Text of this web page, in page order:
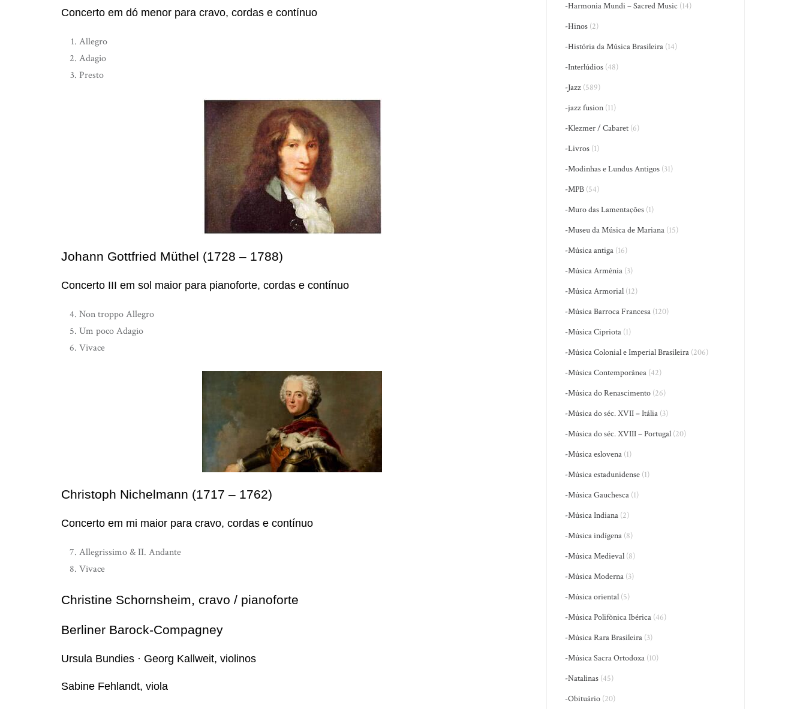
Concerto em dó menor para cravo, cordas e contínuo
Allegro
Adagio
Presto
Johann Gottfried Müthel (1728 – 1788)
Concerto III em sol maior para pianoforte, cordas e contínuo
Non troppo Allegro
Um poco Adagio
Vivace
Christoph Nichelmann (1717 – 1762)
Concerto em mi maior para cravo, cordas e contínuo
Allegrissimo & II. Andante
Vivace
Christine Schornsheim, cravo / pianoforte
Berliner Barock-Compagney
Ursula Bundies · Georg Kallweit, violinos
Sabine Fehlandt, viola
-Harmonia Mundi – Sacred Music (14)
-Hinos (2)
-História da Música Brasileira (14)
-Interlúdios (48)
-Jazz (589)
-jazz fusion (11)
-Klezmer / Cabaret (6)
-Livros (1)
-Modinhas e Lundus Antigos (31)
-MPB (54)
-Muro das Lamentações (1)
-Museu da Música de Mariana (15)
-Música antiga (16)
-Música Armênia (3)
-Música Armorial (12)
-Música Barroca Francesa (120)
-Música Cipriota (1)
-Música Colonial e Imperial Brasileira (206)
-Música Contemporânea (42)
-Música do Renascimento (26)
-Música do séc. XVII – Itália (3)
-Música do séc. XVIII – Portugal (20)
-Música eslovena (1)
-Música estadunidense (1)
-Música Gauchesca (1)
-Música Indiana (2)
-Música indígena (8)
-Música Medieval (8)
-Música Moderna (3)
-Música oriental (5)
-Música Polifônica Ibérica (46)
-Música Rara Brasileira (3)
-Música Sacra Ortodoxa (10)
-Natalinas (45)
-Obituário (20)